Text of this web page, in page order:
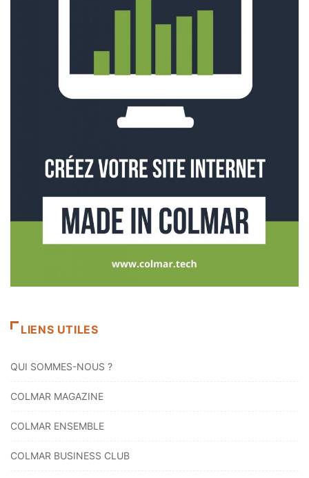
LIENS UTILES
QUI SOMMES-NOUS ?
COLMAR MAGAZINE
COLMAR ENSEMBLE
COLMAR BUSINESS CLUB